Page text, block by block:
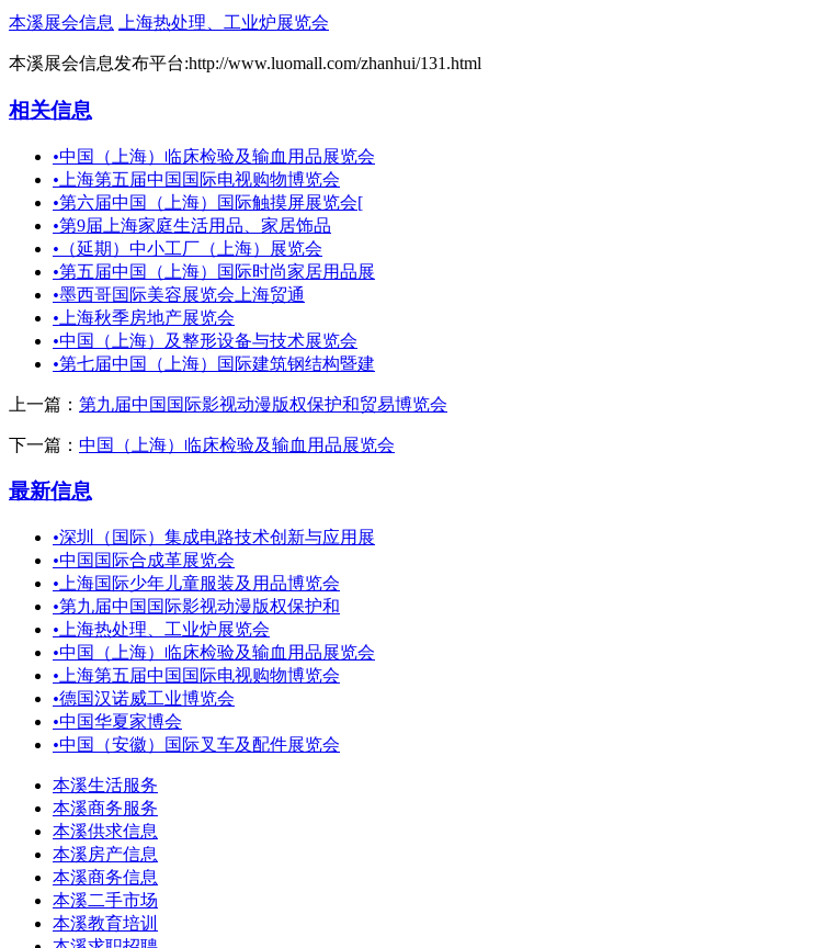
本溪展会信息 上海热处理、工业炉展览会
本溪展会信息发布平台:http://www.luomall.com/zhanhui/131.html
相关信息
•中国（上海）临床检验及输血用品展览会
• 上海第五届中国国际电视购物博览会
•第六届中国（上海）国际触摸屏展览会[
•第9届上海家庭生活用品、家居饰品
• （延期）中小工厂（上海）展览会
•第五届中国（上海）国际时尚家居用品展
•墨西哥国际美容展览会上海贸通
• 上海秋季房地产展览会
•中国（上海）及整形设备与技术展览会
•第七届中国（上海）国际建筑钢结构暨建
上一篇： 第九届中国国际影视动漫版权保护和贸易博览会
下一篇： 中国（上海）临床检验及输血用品展览会
最新信息
•深圳（国际）集成电路技术创新与应用展
•中国国际合成革展览会
• 上海国际少年儿童服装及用品博览会
•第九届中国国际影视动漫版权保护和
• 上海热处理、工业炉展览会
•中国（上海）临床检验及输血用品展览会
• 上海第五届中国国际电视购物博览会
•德国汉诺威工业博览会
•中国华夏家博会
•中国（安徽）国际叉车及配件展览会
本溪生活服务
本溪商务服务
本溪供求信息
本溪房产信息
本溪商务信息
本溪二手市场
本溪教育培训